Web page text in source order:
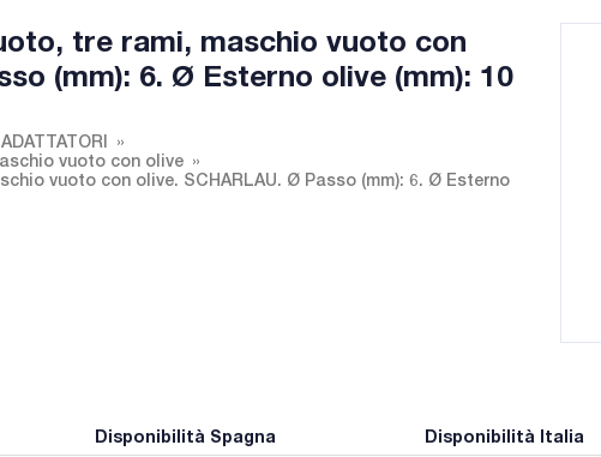
tre rami, maschio vuoto con
(mm): 6. Ø Esterno olive (mm): 10
ADATTATORI
vuoto con olive
vuoto con olive. SCHARLAU. Ø Passo (mm): 6. Ø Esterno
Disponibilità Spagna Disponibilità Italia